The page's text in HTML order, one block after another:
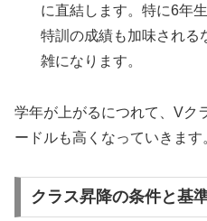
に直結します。特に6年
特訓の成績も加味される
雑になります。
学年が上がるにつれて、Vク
ードルも高くなっていきます
クラス昇降の条件と基